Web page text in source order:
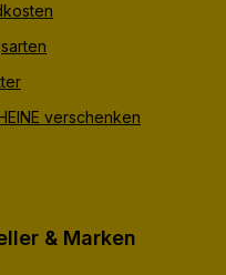
verschenken
& Marken